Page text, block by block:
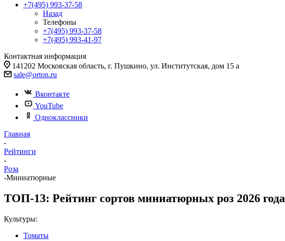
+7(495) 993-37-58
Назад
Телефоны
+7(495) 993-37-58
+7(495) 993-41-97
Контактная информация
141202 Московская область, г. Пушкино, ул. Институтская, дом 15 а
sale@orton.ru
Вконтакте
YouTube
Одноклассники
Главная
-
Рейтинги
-
Роза
-Миниатюрные
ТОП-13: Рейтинг сортов миниатюрных роз 2026 года
Культуры:
Томаты